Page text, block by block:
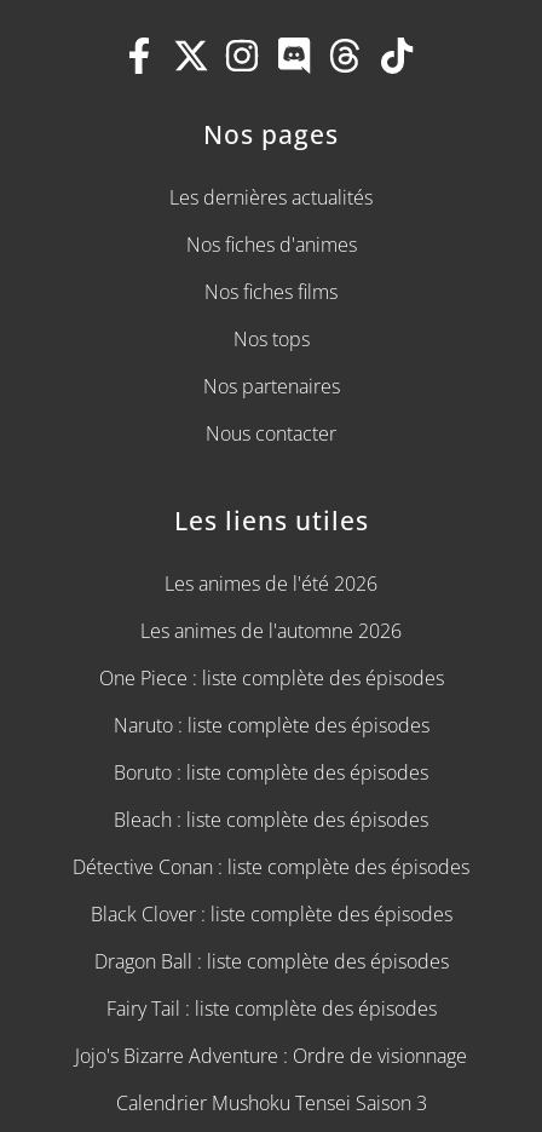
Nos pages
Les dernières actualités
Nos fiches d'animes
Nos fiches films
Nos tops
Nos partenaires
Nous contacter
Les liens utiles
Les animes de l'été 2026
Les animes de l'automne 2026
One Piece : liste complète des épisodes
Naruto : liste complète des épisodes
Boruto : liste complète des épisodes
Bleach : liste complète des épisodes
Détective Conan : liste complète des épisodes
Black Clover : liste complète des épisodes
Dragon Ball : liste complète des épisodes
Fairy Tail : liste complète des épisodes
Jojo's Bizarre Adventure : Ordre de visionnage
Calendrier Mushoku Tensei Saison 3